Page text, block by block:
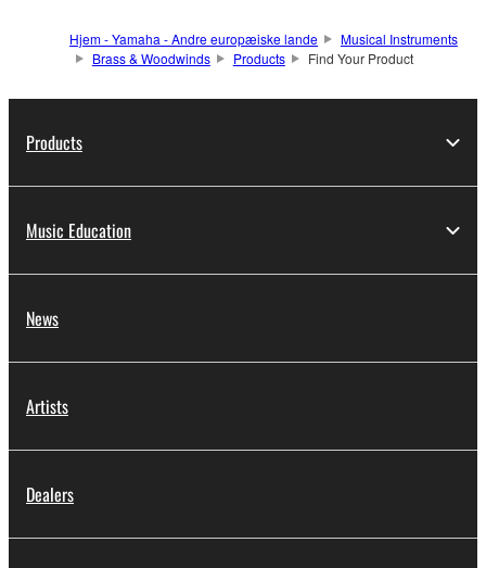
Hjem - Yamaha - Andre europæiske lande
Musical Instruments
Brass & Woodwinds
Products Find Your Product
Products
Music Education
News
Artists
Dealers